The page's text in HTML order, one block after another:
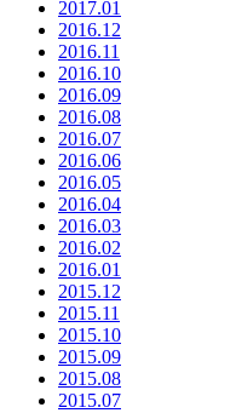
2017.01
2016.12
2016.11
2016.10
2016.09
2016.08
2016.07
2016.06
2016.05
2016.04
2016.03
2016.02
2016.01
2015.12
2015.11
2015.10
2015.09
2015.08
2015.07